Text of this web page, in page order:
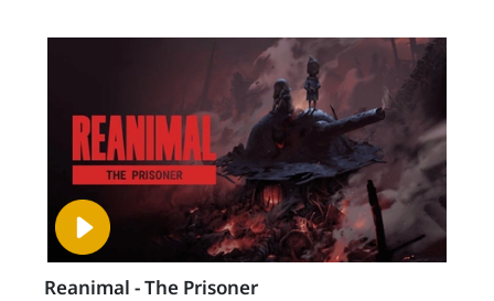
Reanimal - The Prisoner